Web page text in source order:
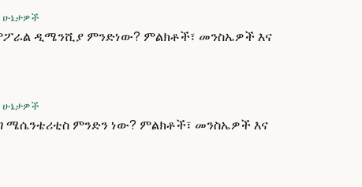
ሁኔታዎች
ዲሜንሺያ ምንድነው? ምልክቶች፣ መንስኤዎች እና
ሁኔታዎች
ሜሴንቴሪቲስ ምንድን ነው? ምልክቶች፣ መንስኤዎች እና